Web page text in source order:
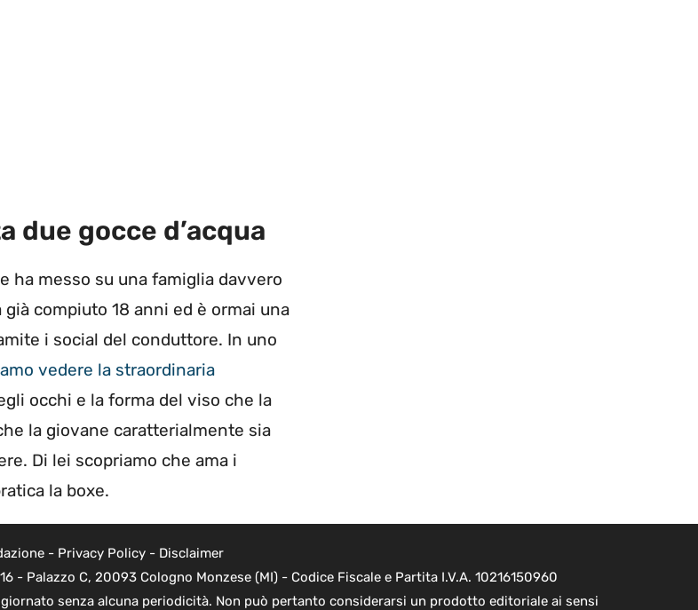
due gocce d’acqua
ha messo su una famiglia davvero
già compiuto 18 anni ed è ormai una
i social del conduttore. In uno
vedere la straordinaria
occhi e la forma del viso che la
la giovane caratterialmente sia
Di lei scopriamo che ama i
la boxe.
- Privacy Policy- Disclaimer
- Palazzo C, 20093 Cologno Monzese (MI) - Codice Fiscale e Partita I.V.A. 10216150960
senza alcuna periodicità. Non può pertanto considerarsi un prodotto editoriale ai sensi